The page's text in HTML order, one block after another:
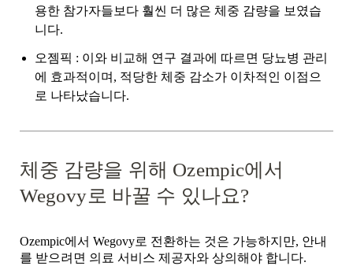
용한 참가자들보다 훨씬 더 많은 체중 감량을 보였습
니다.
오젬픽 : 이와 비교해 연구 결과에 따르면 당뇨병 관리
에 효과적이며, 적당한 체중 감소가 이차적인 이점으
로 나타났습니다.
체중 감량을 위해 Ozempic에서
Wegovy로 바꿀 수 있나요?
Ozempic에서 Wegovy로 전환하는 것은 가능하지만, 안내
를 받으려면 의료 서비스 제공자와 상의해야 합니다.